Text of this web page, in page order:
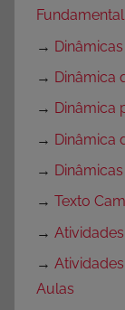
Fundamental
→
→ Dinâmica
→ Dinâmica
→ Dinâmica
→
→ Texto
→
→
Aulas